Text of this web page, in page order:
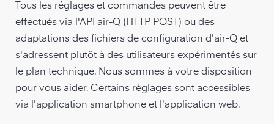
Tous les réglages et commandes peuvent être
effectués via l'API air-Q (HTTP POST) ou des
adaptations des fichiers de configuration d'air-Q et
s'adressent plutôt à des utilisateurs expérimentés sur
le plan technique. Nous sommes à votre disposition
pour vous aider. Certains réglages sont accessibles
via l'application smartphone et l'application web.